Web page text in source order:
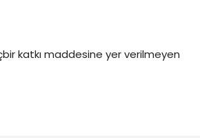
katkı maddesine yer verilmeyen